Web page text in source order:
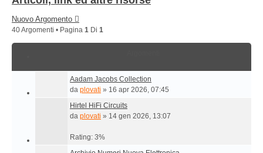
Nuovo Argomento
40 Argomenti • Pagina 1 Di 1
Aadam Jacobs Collection
da plovati » 16 apr 2026, 07:45
Hirtel HiFi Circuits
da plovati » 14 gen 2026, 13:07
Rating: 3%